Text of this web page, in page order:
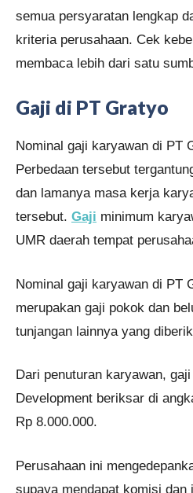
semua persyaratan lengkap
kriteria perusahaan. Cek
membaca lebih dari satu
Gaji di PT Gratyo
Nominal gaji karyawan di PT
Perbedaan tersebut
dan lamanya masa kerja
tersebut. Gaji minimum
UMR daerah tempat
Nominal gaji karyawan di PT
merupakan gaji pokok dan
tunjangan lainnya yang
Dari penuturan karyawan,
Development beriksar di
Rp 8.000.000.
Perusahaan ini
supaya mendapat komisi dan